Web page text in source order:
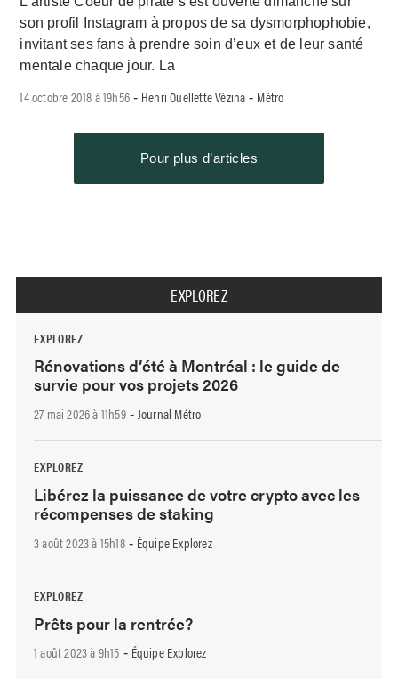
son profil Instagram à propos de sa dysmorphophobie,
invitant ses fans à prendre soin d’eux et de leur santé
mentale chaque jour. La
14 octobre 2018 à 19h56 - Henri Ouellette Vézina - Métro
Pour plus d’articles
EXPLOREZ
EXPLOREZ
Rénovations d’été à Montréal : le guide de
survie pour vos projets 2026
27 mai 2026 à 11h59- Journal Métro
EXPLOREZ
Libérez la puissance de votre crypto avec les
récompenses de staking
3 août 2023 à 15h18- Équipe Explorez
EXPLOREZ
Prêts pour la rentrée?
1 août 2023 à 9h15 - Équipe Explorez